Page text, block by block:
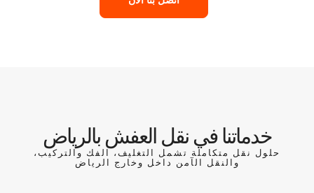
خدماتنا في نقل العفش بالرياض
حلول نقل متكاملة تشمل التغليف، الفك والتركيب،
والنقل الآمن داخل وخارج الرياض